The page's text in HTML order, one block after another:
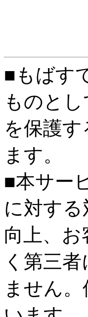
■もばす
ものと
を保護
ます。
■本サー
に対す
向上、
く第三
ません